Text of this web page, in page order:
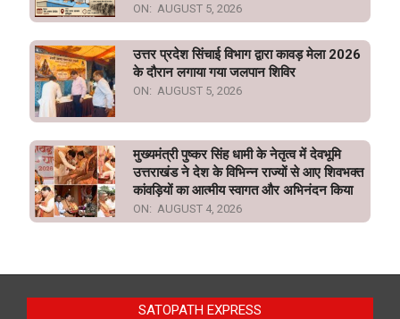
ON: AUGUST 5, 2026
उत्तर प्रदेश सिंचाई विभाग द्वारा कावड़ मेला 2026
के दौरान लगाया गया जलपान शिविर
ON: AUGUST 5, 2026
मुख्यमंत्री पुष्कर सिंह धामी के नेतृत्व में देवभूमि
उत्तराखंड ने देश के विभिन्न राज्यों से आए शिवभक्त
कांवड़ियों का आत्मीय स्वागत और अभिनंदन किया
ON: AUGUST 4, 2026
SATOPATH EXPRESS